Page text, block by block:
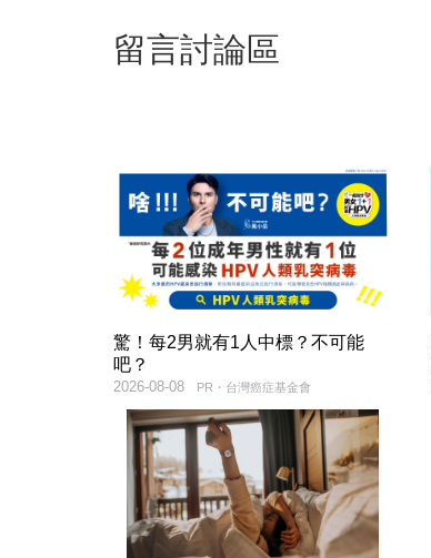
留言討論區
驚！每2男就有1人中標？不可能
吧？
PR・台灣癌症基金會
2026-08-08